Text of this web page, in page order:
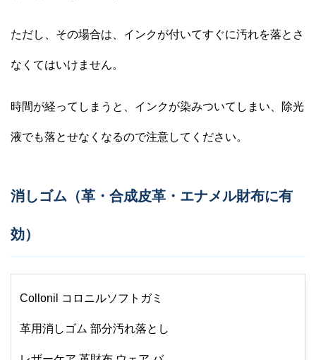
ただし、その場合は、インクが付いてすぐに汚れを落とさ
なくてはいけません。
時間が経ってしまうと、インクが染みついてしまい、除光
液でも落とせなくなるので注意してください。
消しゴム（革・合成皮革・エナメル財布に有
効）
Collonil コロニルソフトガミ
革用消しゴム 部分汚れ落とし